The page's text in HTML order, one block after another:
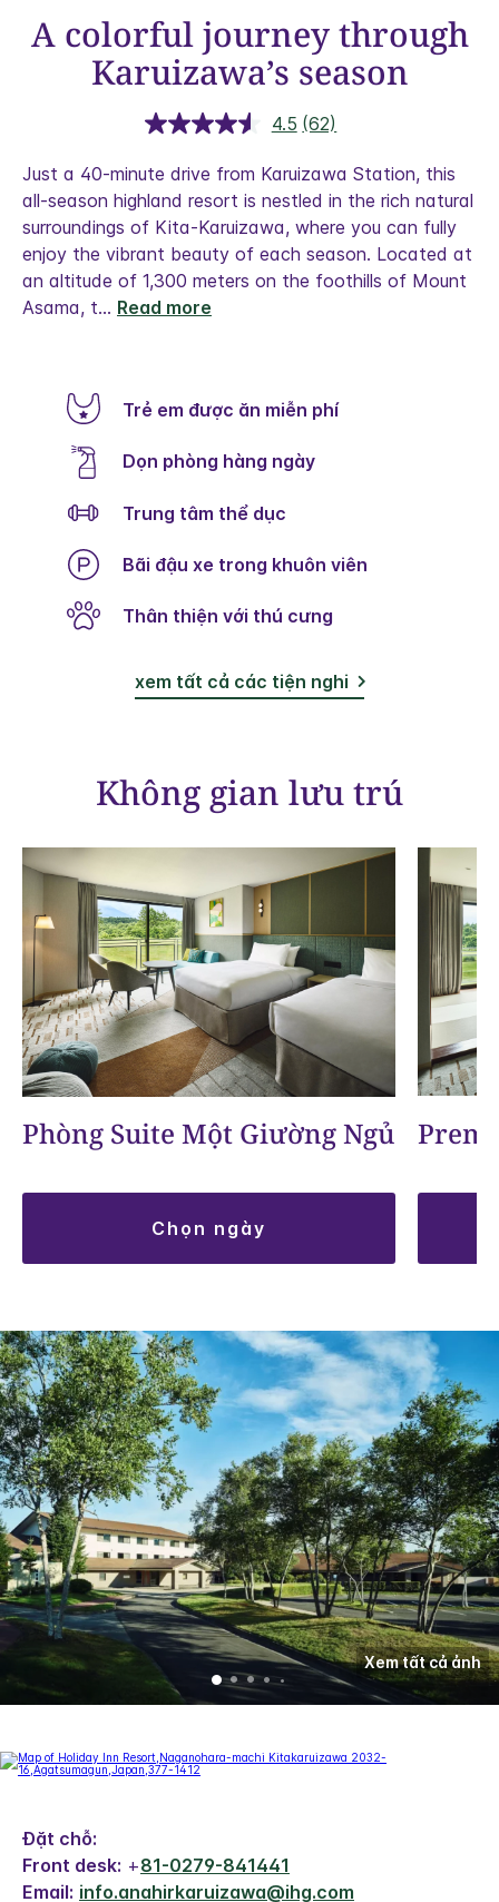
A colorful journey through
Karuizawa’s season
4.5 Đọc
đánh
giá.
Liên
kết
trang
tương
tự.
(62)
Just a 40-minute drive from Karuizawa Station, this
all-season highland resort is nestled in the rich natural
surroundings of Kita-Karuizawa, where you can fully
enjoy the vibrant beauty of each season. Located at
an altitude of 1,300 meters on the foothills of Mount
Asama, t... Read more
Trẻ em được ăn miễn phí
Dọn phòng hàng ngày
Trung tâm thể dục
Bãi đậu xe trong khuôn viên
Thân thiện với thú cưng
xem tất cả các tiện nghi
Không gian lưu trú
Phòng Suite Một Giường Ngủ
chọn ngày
Xem tất cả ảnh
Đặt chỗ:
Front desk: +81-0279-841441
Email: info.anahirkaruizawa@ihg.com